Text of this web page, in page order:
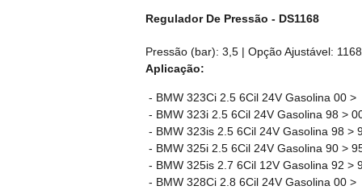
Regulador De Pressão - DS1168
Pressão (bar): 3,5 | Opção Ajustável:
Aplicação:
- BMW 323Ci 2.5 6Cil 24V Gasolina 00 >
- BMW 323i 2.5 6Cil 24V Gasolina 98 >
- BMW 323is 2.5 6Cil 24V Gasolina 98 >
- BMW 325i 2.5 6Cil 24V Gasolina 90 >
- BMW 325is 2.7 6Cil 12V Gasolina 92 >
- BMW 328Ci 2.8 6Cil 24V Gasolina 00 >